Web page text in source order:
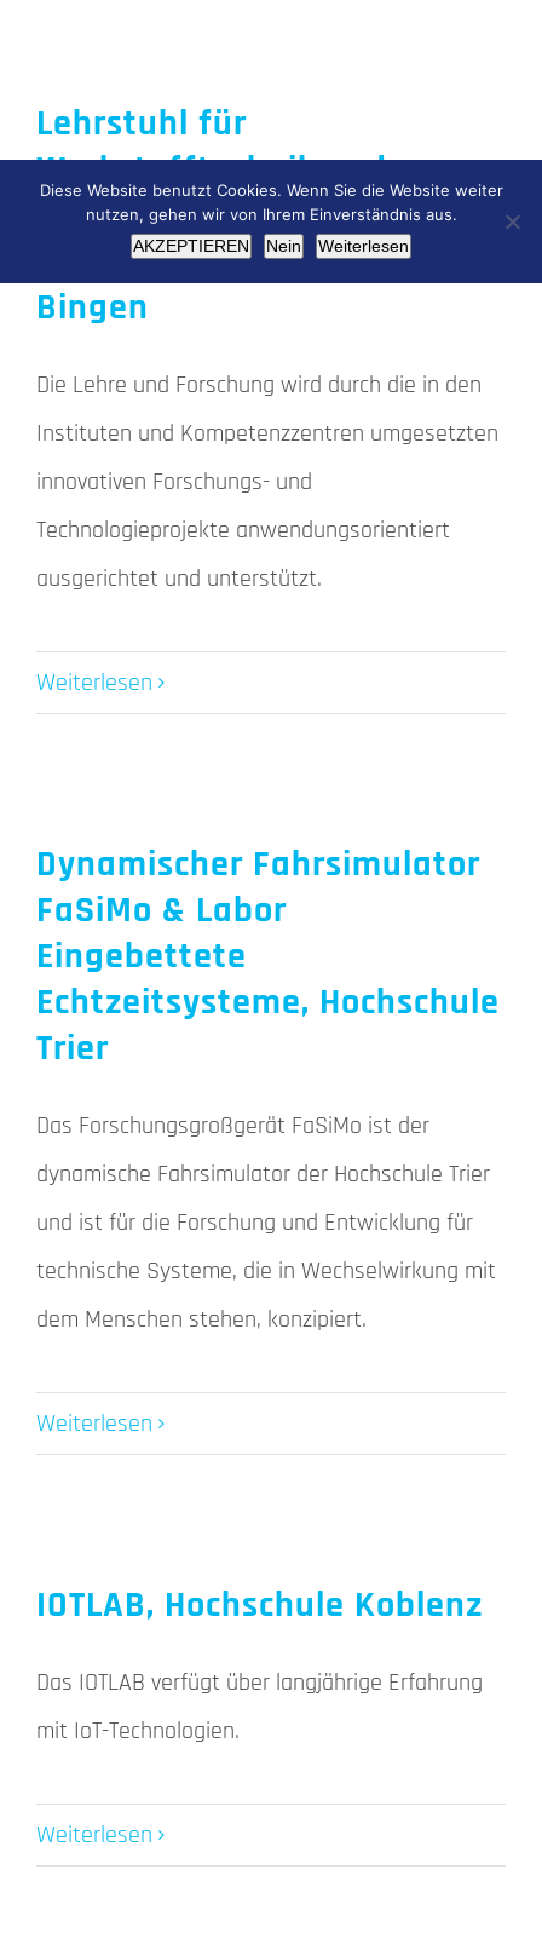
Lehrstuhl für
Werkstofftechnik und
Werkstoffprüfung,
Technische Hochschule
Bingen
Die Lehre und Forschung wird durch die in den
Instituten und Kompetenzzentren umgesetzten
innovativen Forschungs- und
Technologieprojekte anwendungsorientiert
ausgerichtet und unterstützt.
Weiterlesen
Dynamischer Fahrsimulator
FaSiMo & Labor
Eingebettete
Echtzeitsysteme, Hochschule
Trier
Das Forschungsgroßgerät FaSiMo ist der
dynamische Fahrsimulator der Hochschule Trier
und ist für die Forschung und Entwicklung für
technische Systeme, die in Wechselwirkung mit
dem Menschen stehen, konzipiert.
Weiterlesen
IOTLAB, Hochschule Koblenz
Das IOTLAB verfügt über langjährige Erfahrung
mit IoT-Technologien.
Weiterlesen
Diese Website benutzt Cookies. Wenn Sie die Website weiter
nutzen, gehen wir von Ihrem Einverständnis aus.
AKZEPTIEREN
Nein Weiterlesen